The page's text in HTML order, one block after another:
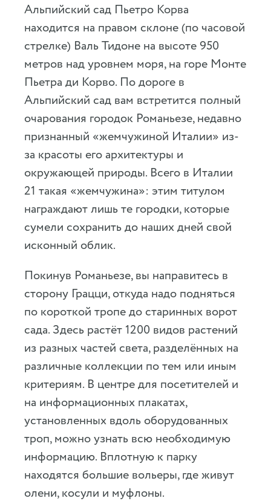
Альпийский сад Пьетро Корва
находится на правом склоне (по часовой
стрелке) Валь Тидоне на высоте 950
метров над уровнем моря, на горе Монте
Пьетра ди Корво. По дороге в
Альпийский сад вам встретится полный
очарования городок Романьезе, недавно
признанный «жемчужиной Италии» из-
за красоты его архитектуры и
окружающей природы. Всего в Италии
21 такая «жемчужина»: этим титулом
награждают лишь те городки, которые
сумели сохранить до наших дней свой
исконный облик.
Покинув Романьезе, вы направитесь в
сторону Грацци, откуда надо подняться
по короткой тропе до старинных ворот
сада. Здесь растёт 1200 видов растений
из разных частей света, разделённых на
различные коллекции по тем или иным
критериям. В центре для посетителей и
на информационных плакатах,
установленных вдоль оборудованных
троп, можно узнать всю необходимую
информацию. Вплотную к парку
находятся большие вольеры, где живут
олени, косули и муфлоны.